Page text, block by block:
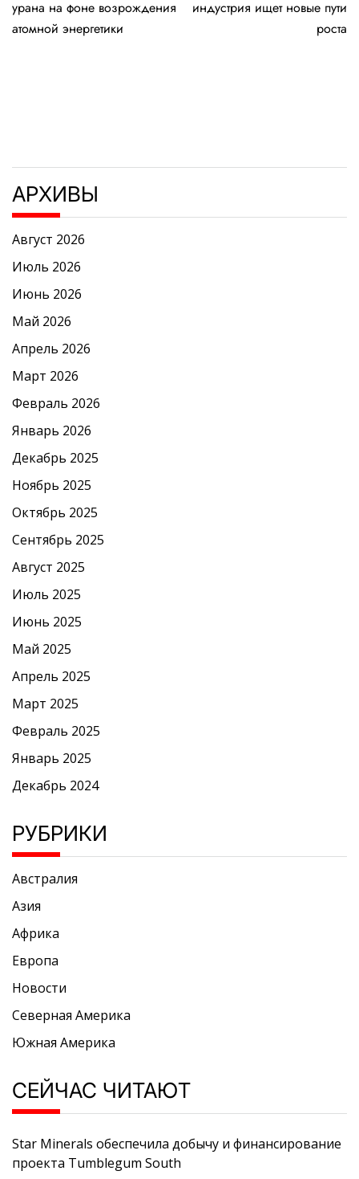
записям
урана на фоне возрождения
атомной энергетики
индустрия ищет новые пути
роста
АРХИВЫ
Август 2026
Июль 2026
Июнь 2026
Май 2026
Апрель 2026
Март 2026
Февраль 2026
Январь 2026
Декабрь 2025
Ноябрь 2025
Октябрь 2025
Сентябрь 2025
Август 2025
Июль 2025
Июнь 2025
Май 2025
Апрель 2025
Март 2025
Февраль 2025
Январь 2025
Декабрь 2024
РУБРИКИ
Австралия
Азия
Африка
Европа
Новости
Северная Америка
Южная Америка
СЕЙЧАС ЧИТАЮТ
Star Minerals обеспечила добычу и финансирование
проекта Tumblegum South